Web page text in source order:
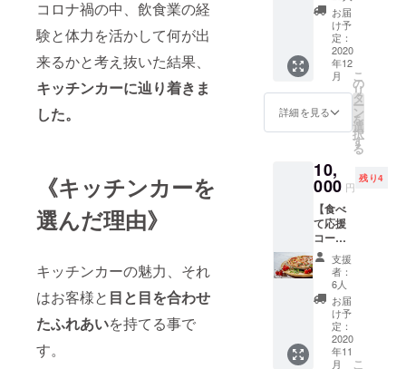
コロナ禍の中、飲食業の経
験と体力を活かして何が出
来るかと考え抜いた結果、
キッチンカーに辿り着きま
した。
《キッチンカーを
選んだ理由》
キッチンカーの魅力、それ
はお客様と 目と目を合わせ
たふれあいを持てる事で
す。
送り致
しま
す。）
より、
感謝の
メッ
セージ
を手紙
にて送
らせて
頂きま
す。
（＋
ンカー
事業が
始まる
までの
メイキ
ング動
画を
メール
にてお
送り致
しま
す。）
お届
け予
定：
2020
年12
月
詳細を見る
こ
の
リ
タ
ー
ン
を
選
択
す
る
10,
000 円
残り4
【食べ
て応援
コー
ス】本
日のピ
ザ1ヶ月
無料権
＊1日1
枚限り
＊初回
ご利用
支援
者：
6人
お届
け予
定：
2020
年11
月
こ